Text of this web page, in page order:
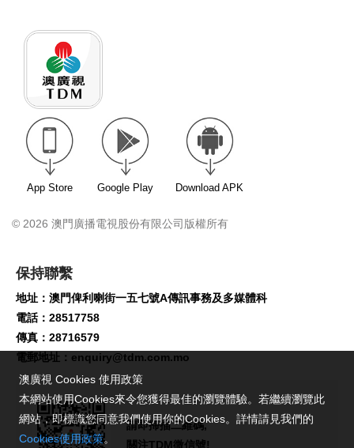
App Store Google Play Download APK
© 2026 澳門廣播電視股份有限公司版權所有
保持聯繫
地址：澳門俾利喇街一五七號A傳訊事務及多媒體科
電話：28517758
傳真：28716579
電郵地址： enquiry@tdm.com.mo
請即掃描二維碼,
關注TDM微信號!
澳廣視 Cookies 使用政策
本網站使用Cookies來令您獲得最佳的瀏覽體驗。若繼續瀏覽此
網站，即標識您同意我們使用你的Cookies。詳情請見我們的
Cookies使用政策。